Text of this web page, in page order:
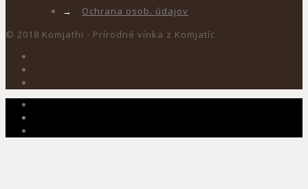
→
Ochrana osob. údajov
© 2018 Komjathi - Prírodné vínka z Komjatíc